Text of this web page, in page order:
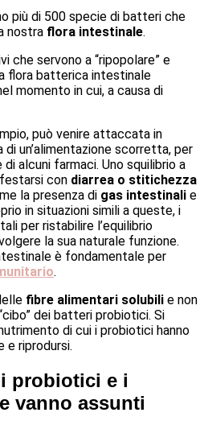
più di 500 specie di batteri che
nostra flora intestinale.
che servono a “ripopolare” e
flora batterica intestinale
momento in cui, a causa di
può venire attaccata in
un’alimentazione scorretta, per
alcuni farmaci. Uno squilibrio a
con diarrea o stitichezza
la presenza di gas intestinali e
in situazioni simili a queste, i
per ristabilire l’equilibrio
la sua naturale funzione.
è fondamentale per
.
fibre alimentari solubili e non
dei batteri probiotici. Si
di cui i probiotici hanno
e riprodursi.
probiotici e i
vanno assunti